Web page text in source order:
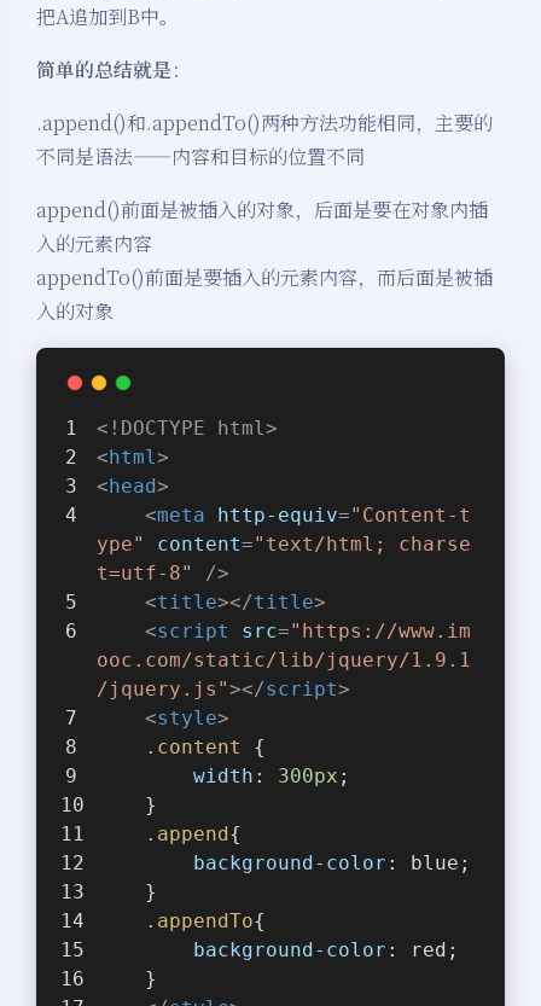
把A追加到B中。
简单的总结就是：
.append()和.appendTo()两种方法功能相同，主要的
不同是语法——内容和目标的位置不同
append()前面是被插入的对象，后面是要在对象内插
入的元素内容
appendTo()前面是要插入的元素内容，而后面是被插
入的对象
<!DOCTYPE html>
< html>
< head>
<meta http-equiv="Content-t
ype"
content="text/html; charse
t=utf-8"
/>
<title></title>
<script src="https://www.im
ooc.com/static/lib/jquery/1.9.1
/jquery.js"></script>
<style>
.content
{
width : 300px ;
    }
.append {
background-color : blue;
    }
.appendTo{
background-color : red;
    }